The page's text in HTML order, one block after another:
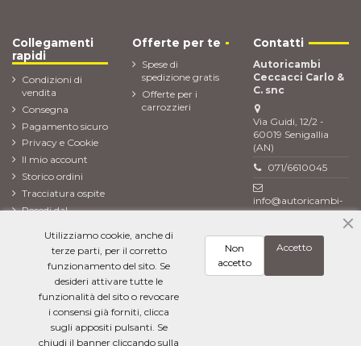
Collegamenti
rapidi
Condizioni di
vendita
Consegna
Pagamento sicuro
Privacy e Cookie
Il mio account
Storico ordini
Tracciatura ospite
Recedi dal
ordine)
Offerte per te
Spese di
spedizione gratis
Offerte per i
carrozzieri
Contatti
Autoricambi
Ceccacci Carlo &
C. snc
Via Guidi, 12/2 -
60019 Senigallia
(AN)
071/6610045
info@autoricambi-
ceccacci.it
Newsletter
Ho letto l'informativa sulla privacye accetto il trattamento dei miei dati
Utilizziamo cookie, anche di
terze parti, per il corretto
funzionamento del sito. Se
desideri attivare tutte le
funzionalità del sito o revocare
i consensi già forniti, clicca
sugli appositi pulsanti. Se
chiudi il banner cliccando sulla
Accetto
Non
accetto